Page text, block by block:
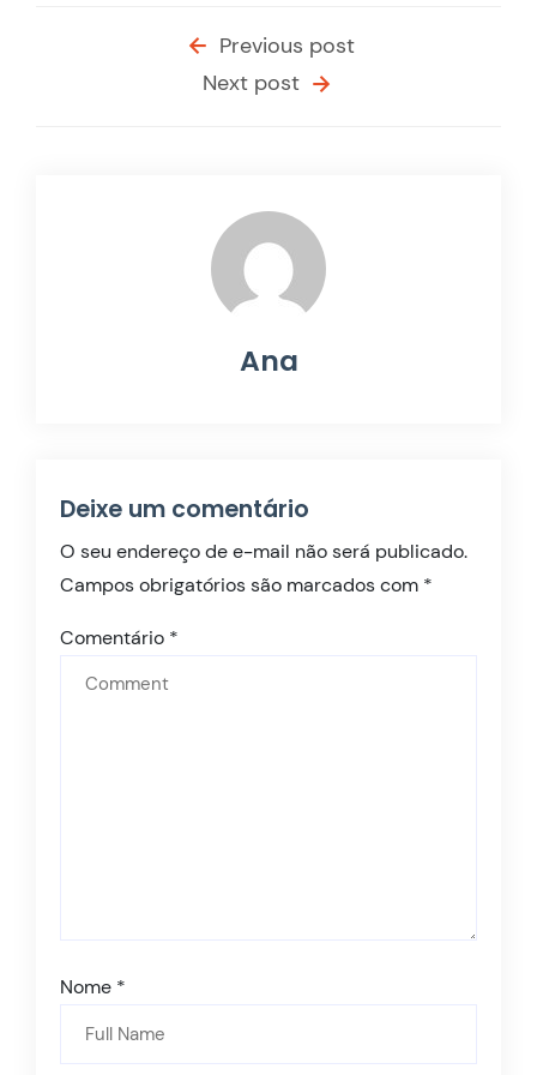
Previous post
Next post
Ana
Deixe um comentário
O seu endereço de e-mail não será publicado.
Campos obrigatórios são marcados com *
Comentário *
Nome *